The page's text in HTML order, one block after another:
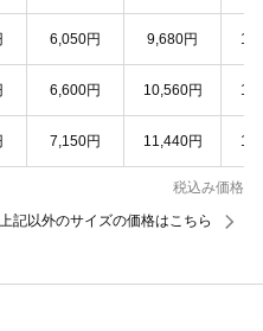
6,050円 9,680円
6,600円 10,560円
7,150円 11,440円
税込み価格
上記以外のサイズの価格はこちら